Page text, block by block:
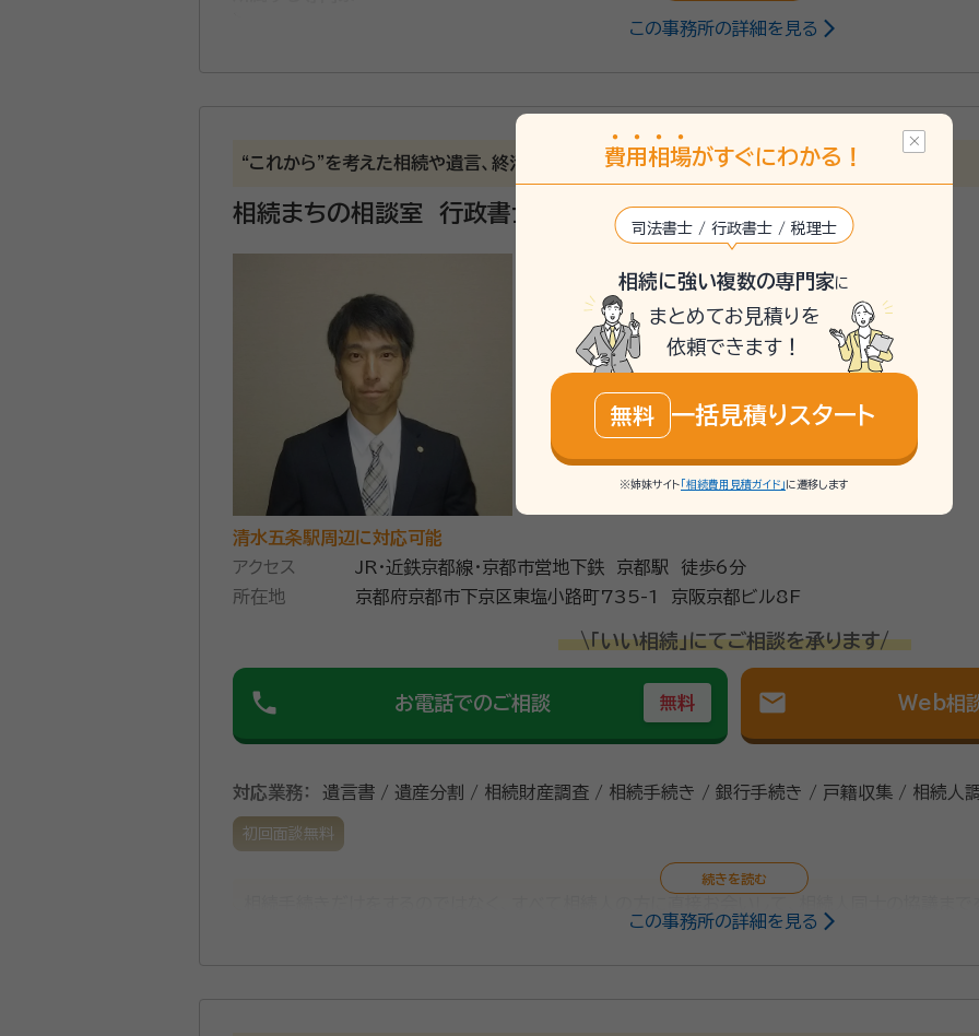
望がありましたら、ぜひお気軽にご相談ください。 ご相談者様に特有のご事情を丁寧にお伺いし
作成したり、手続きを代行したりと、幅広くサポートいたします。 司法書士や税理士、社労士といった他の士業との連携でワンスト
ップのサービス提供に努めているため、たらい回しにされる心配もありません。 京都に拠点を置
幸福に最大限貢献できるように、質の高いサービスをご提供いたします。 支払い方法にQRコード決済「paypay」やJCB・visa・
アメックスなど各種クレジットカードに対応しております。 また分割での支払いにも応じますの
資格等：行政書士
この事務所の詳細を見る
“これから”を考えた相続や遺言、終活が専門です
相続まちの相談室 行政書士三上隆事務所
清水五条駅周辺に対応可能
アクセス
JR・近鉄京都線・京都市営地下鉄 京都駅 徒歩6分
所在地
京都府京都市下京区東塩小路町735-1 京阪京都ビル8F
\「いい相続」にてご相談を承ります/
phone お電話でのご相談 無料 mail Web相
対応業務： 遺言書 / 遺産分割 / 相続財産調査 / 相続手続き / 銀行手続き / 戸籍収集 / 相続人
初回面談無料
で、円満な相続のお手伝いをしております。 頼れる親族がおられない方の「身元引受け」や「ご自
この事務所の詳細を見る
費用 相場がすぐにわかる！
司法書士 / 行政書士 / 税理士
相続に強い複数の専門家に
まとめてお見積りを
依頼できます！
無料 一括見積りスタート
※姉妹サイト 「相続費用見積ガイド」 に遷移します